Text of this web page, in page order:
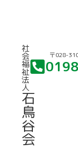
社
会
福
祉
法
人
石
鳥
谷
会
〒028-